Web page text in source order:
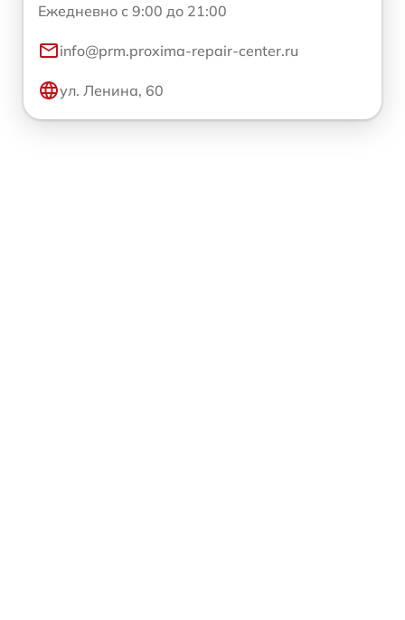
Ежедневно с 9:00 до 21:00
info@prm.proxima-repair-center.ru
ул. Ленина, 60